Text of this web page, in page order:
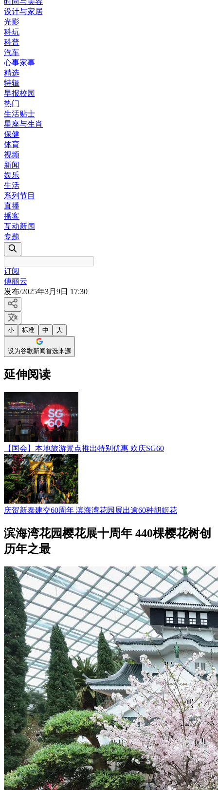
设计与家居
光影
科玩
科普
汽车
心事家事
精选
特辑
早报校园
热门
生活贴士
星座与生肖
保健
体育
视频
新闻
娱乐
生活
系列节目
直播
播客
互动新闻
专题
订阅
傅丽云
发布/2025年3月9日 17:30
小 标准 中 大
设为谷歌新闻首选来源
延伸阅读
【国会】本地旅游景点推出特别优惠 欢庆SG60
庆贺新泰建交60周年 滨海湾花园展出逾60种胡姬花
滨海湾花园樱花展十周年 440棵樱花树创
历年之最